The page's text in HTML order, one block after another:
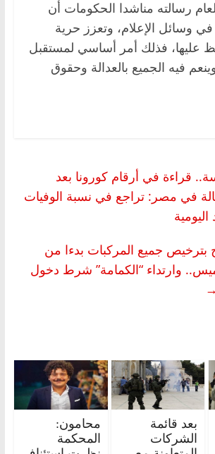
رسالته مناشدا الحكومات أن
وسائل الإعلام، وتعزز حرية
عليها، فذلك أمر أساسي لمستقبل
فيه الجميع بالعدالة وحقوق
قراءة في أرقام كورونا بعد
6193 حالة في مصر: تراجع في نسبة الوفيات
اليومية
بترخيص جميع المركبات بدءا من
وارتداء “الكمامة” شرط دخول
→
بعد قائمة
الشركات
محامون:
المحكمة